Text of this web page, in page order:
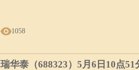
1058
瑞华泰（688323）5月6日10点51